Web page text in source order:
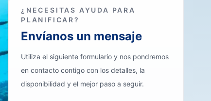
¿NECESITAS AYUDA PARA
PLANIFICAR?
Envíanos un mensaje
Utiliza el siguiente formulario y nos pondremos
en contacto contigo con los detalles, la
disponibilidad y el mejor paso a seguir.